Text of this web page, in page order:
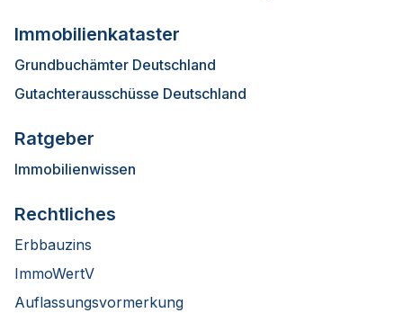
Immobilienkataster
Grundbuchämter Deutschland
Gutachterausschüsse Deutschland
Ratgeber
Immobilienwissen
Rechtliches
Erbbauzins
ImmoWertV
Auflassungsvormerkung